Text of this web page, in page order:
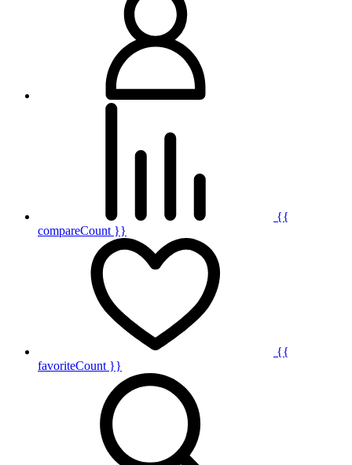
{{
compareCount }}
{{
favoriteCount }}